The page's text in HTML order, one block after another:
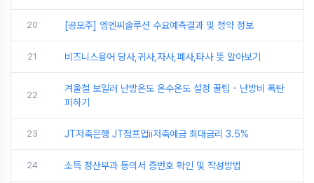
20 [공모주] 엠엔씨솔루션 수요예측결과 및 청약 정보
21 비즈니스용어 당사,귀사,자사,폐사,타사 뜻 알아보기
22
겨울철 보일러 난방온도 온수온도 설정 꿀팁 - 난방비 폭탄
피하기
23 JT저축은행 JT점프업ii저축예금 최대금리 3.5%
24 소득 정산부과 동의서 증번호 확인 및 작성방법